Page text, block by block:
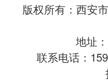
版权所有：西安
地址
联系电话：